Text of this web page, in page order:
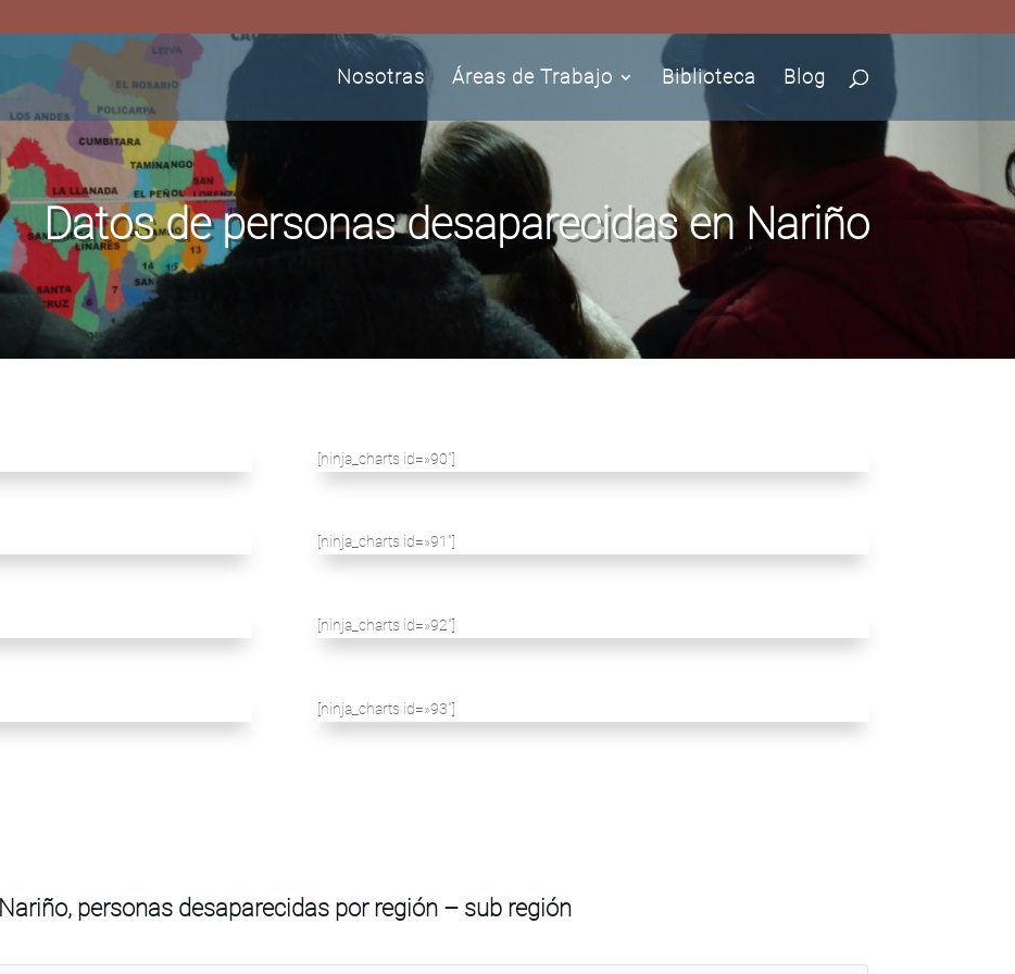
Nosotras Áreas de Trabajo Biblioteca Blog
Datos de personas desaparecidas en Nariño
[ninja_charts id=»90″]
[ninja_charts id=»91″]
[ninja_charts id=»92″]
[ninja_charts id=»93″]
Nariño, personas desaparecidas por región – sub región